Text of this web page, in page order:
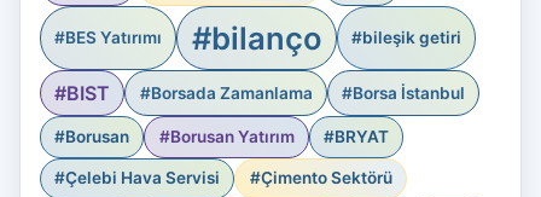
#BES Yatırımı #bilanço #bileşik getiri
#BIST #Borsada Zamanlama #Borsa İstanbul
#Borusan #Borusan Yatırım #BRYAT
#Çelebi Hava Servisi #Çimento Sektörü